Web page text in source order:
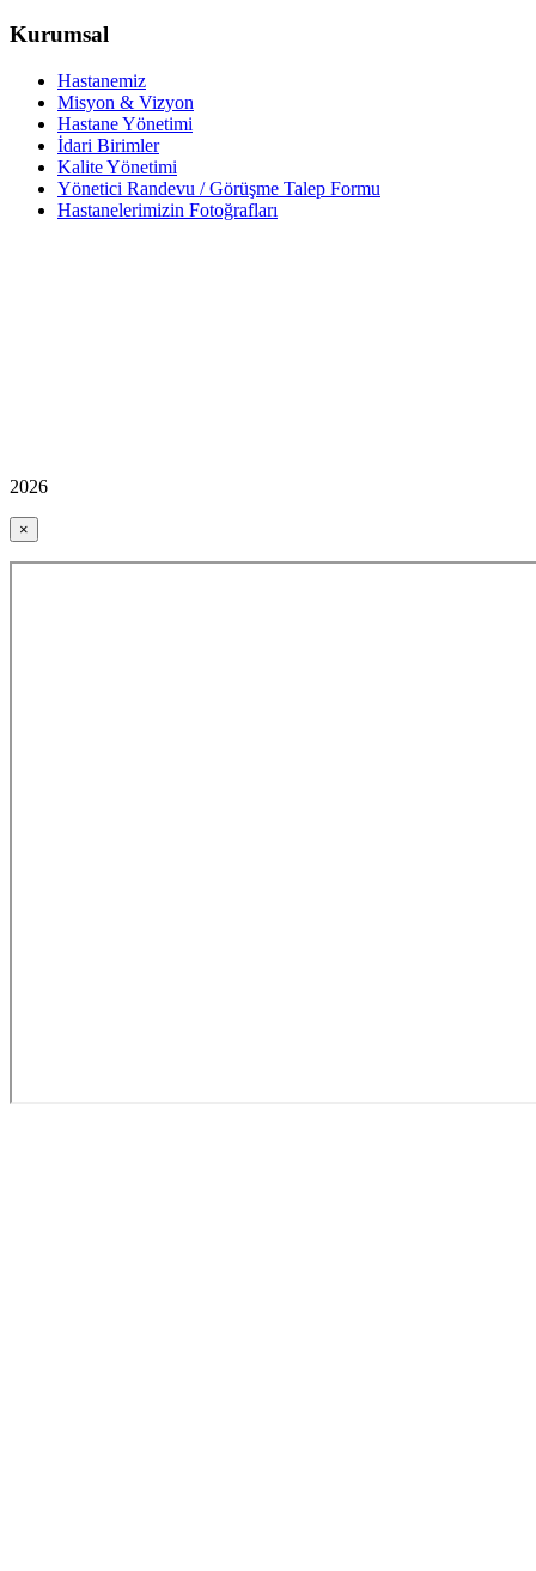
Kurumsal
Hastanemiz
Misyon & Vizyon
Hastane Yönetimi
İdari Birimler
Kalite Yönetimi
Yönetici Randevu / Görüşme Talep Formu
Hastanelerimizin Fotoğrafları
2026
×